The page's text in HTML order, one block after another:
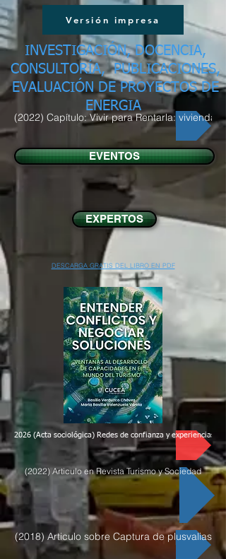
Versión impresa
INVESTIGACIÓN, DOCENCIA,
CONSULTORÍA, PUBLICACIONES,
EVALUACIÓN DE PROYECTOS DE
ENERGIA
(2022) Capítulo: Vivir para Rentarla: vivienda y
EVENTOS
EXPERTOS
DESCARGA GRATIS DEL LIBRO EN PDF
2026 (Acta sociológica) Redes de confianza y experiencias
(2022) Articulo en Revista Turismo y Sociedad
(2018) Articulo sobre Captura de plusvalias